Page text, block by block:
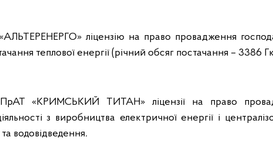
ліцензію на право провадження
теплової енергії (річний обсяг постачання – 3386
«КРИМСЬКИЙ ТИТАН» ліцензії на право
з виробництва електричної енергії і
водовідведення.